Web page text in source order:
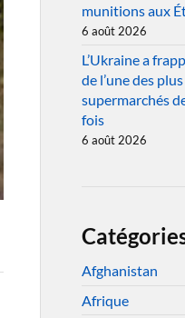
munitions aux
6 août 2026
L’Ukraine a
de l’une des
supermarchés
fois
6 août 2026
Afghanistan
Afrique